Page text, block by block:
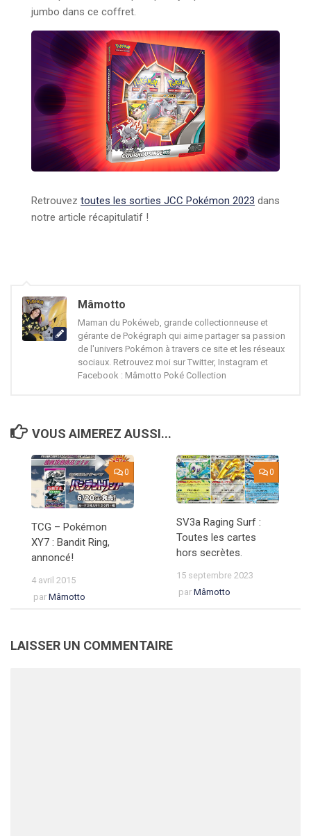
jumbo dans ce coffret.
Retrouvez toutes les sorties JCC Pokémon 2023 dans
notre article récapitulatif !
Mâmotto
Maman du Pokéweb, grande collectionneuse et
gérante de Pokégraph qui aime partager sa passion
de l'univers Pokémon à travers ce site et les réseaux
sociaux. Retrouvez moi sur Twitter, Instagram et
Facebook : Mâmotto Poké Collection
VOUS AIMEREZ AUSSI...
0
TCG – Pokémon
XY7 : Bandit Ring,
annoncé!
4 avril 2015
par Mâmotto
0
SV3a Raging Surf :
Toutes les cartes
hors secrètes.
15 septembre 2023
par Mâmotto
LAISSER UN COMMENTAIRE